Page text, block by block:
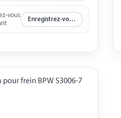
vous
Enregistrez-vous maintenant